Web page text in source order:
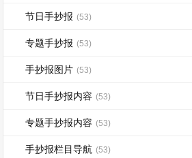
节日手抄报 (53)
专题手抄报 (53)
手抄报图片 (53)
节日手抄报内容 (53)
专题手抄报内容 (53)
手抄报栏目导航 (53)